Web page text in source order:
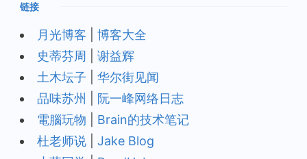
链接
月光博客
博客大全
史蒂芬周
谢益辉
土木坛子
华尔街见闻
品味苏州
阮一峰网络日志
電腦玩物
Brain的技术笔记
杜老师说
Jake Blog